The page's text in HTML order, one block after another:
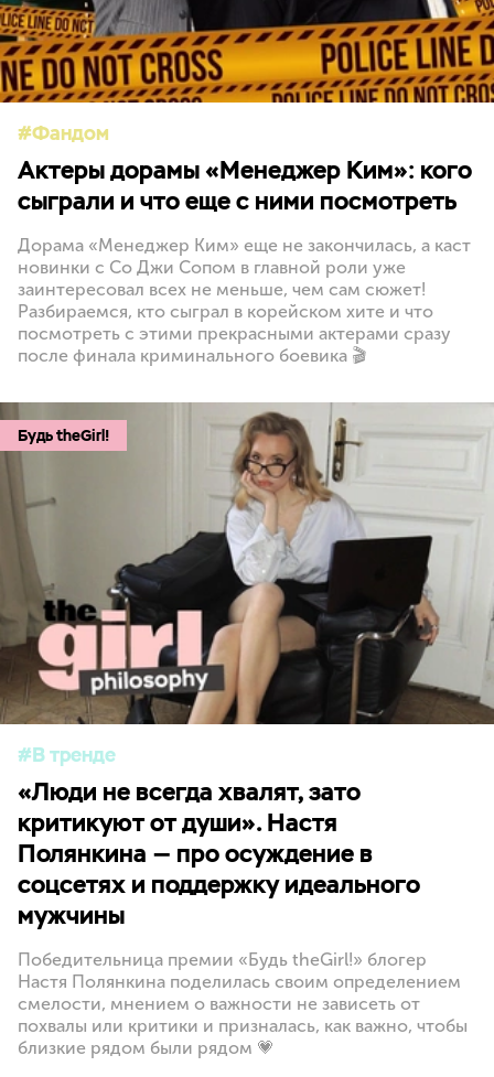
Фандом
Актеры дорамы «Менеджер Ким»: кого
сыграли и что еще с ними посмотреть
Дорама «Менеджер Ким» еще не закончилась, а каст
новинки с Со Джи Сопом в главной роли уже
заинтересовал всех не меньше, чем сам сюжет!
Разбираемся, кто сыграл в корейском хите и что
посмотреть с этими прекрасными актерами сразу
после финала криминального боевика 🎬
Будь theGirl!
В тренде
«Люди не всегда хвалят, зато
критикуют от души». Настя
Полянкина — про осуждение в
соцсетях и поддержку идеального
мужчины
Победительница премии «Будь theGirl!» блогер
Настя Полянкина поделилась своим определением
смелости, мнением о важности не зависеть от
похвалы или критики и призналась, как важно, чтобы
близкие рядом были рядом 💗